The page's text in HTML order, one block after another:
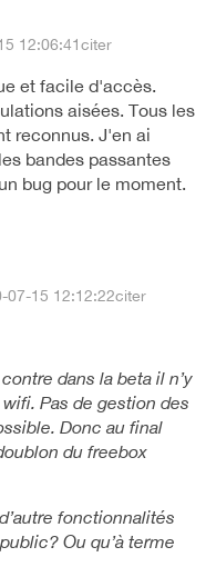
12:06:41citer
et facile d'accès.
aisées. Tous les
reconnus. J'en ai
bandes passantes
bug pour le moment.
07-15 12:12:22citer
dans la beta il n’y
Pas de gestion des
Donc au final
du freebox
fonctionnalités
Ou qu’à terme